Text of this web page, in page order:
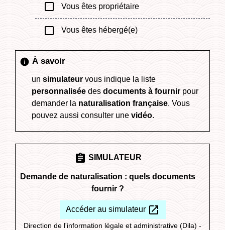
check_box_outline_blank Vous êtes propriétaire
check_box_outline_blank Vous êtes hébergé(e)
info À savoir
un simulateur vous indique la liste
personnalisée des documents à fournir pour
demander la naturalisation française. Vous
pouvez aussi consulter une vidéo.
assignment SIMULATEUR
Demande de naturalisation : quels documents
fournir ?
Accéder au simulateur open_in_new
Direction de l'information légale et administrative (Dila) -